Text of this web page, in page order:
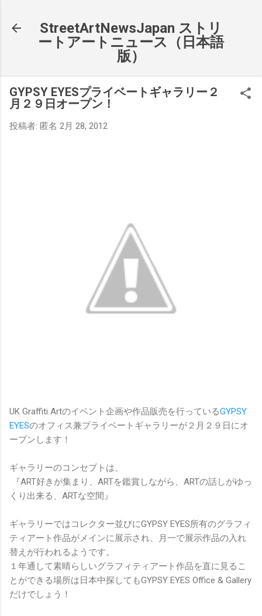
StreetArtNewsJapan ストリ
ートアートニュース（日本語
版）
GYPSY EYESプライベートギャラリー２
月２９日オープン！
投稿者: 匿名 2月 28, 2012
UK Graffiti Artのイベント企画や作品販売を行っているGYPSY
EYESのオフィス兼プライベートギャラリーが２月２９日にオ
ープンします！
ギャラリーのコンセプトは、
『ART好きが集まり、ARTを鑑賞しながら、ARTの話しがゆっ
くり出来る、ARTな空間』
ギャラリーではコレクター並びにGYPSY EYES所有のグラフィ
ティアート作品がメインに展示され、月一で展示作品の入れ
替えが行われるようです。
１年通して素晴らしいグラフィティアート作品を直に見るこ
とができる場所は日本中探してもGYPSY EYES Office & Gallery
だけでしょう！